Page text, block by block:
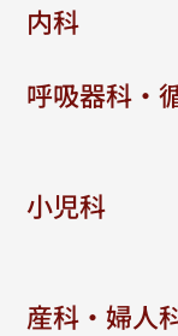
内科
呼吸器科・
小児科
産科・婦人